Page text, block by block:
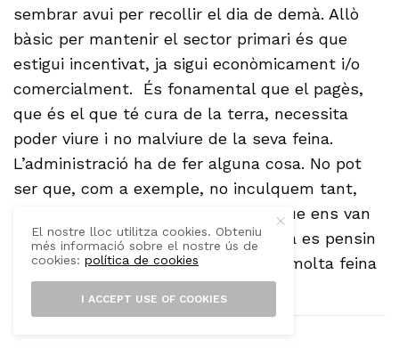
sembrar avui per recollir el dia de demà. Allò
bàsic per mantenir el sector primari és que
estigui incentivat, ja sigui econòmicament i/o
comercialment. És fonamental que el pagès,
que és el que té cura de la terra, necessita
poder viure i no malviure de la seva feina.
L’administració ha de fer alguna cosa. No pot
ser que, com a exemple, no inculquem tant,
als que ens venen darrera com al que ens van
davant, que quan mengen una poma es pensin
que ha arribat per internet. Queda molta feina
per fer.
El nostre lloc utilitza cookies. Obteniu
més informació sobre el nostre ús de
cookies:política de cookies
I ACCEPT USE OF COOKIES